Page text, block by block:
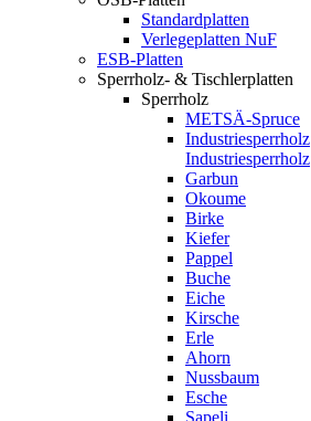
Standardplatten
Verlegeplatten NuF
ESB-Platten
Sperrholz- & Tischlerplatten
Sperrholz
METSÄ-Spruce
Industriesperrholz
Industriesperrholz
Garbun
Okoume
Birke
Kiefer
Pappel
Buche
Eiche
Kirsche
Erle
Ahorn
Nussbaum
Esche
Sapeli